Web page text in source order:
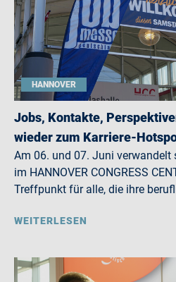
HANNOVER
Jobs, Kontakte,
wieder zum Karriere-
Am 06. und 07. Juni verwandelt
im HANNOVER CONGRESS
Treffpunkt für alle, die ihre
WEITERLESEN